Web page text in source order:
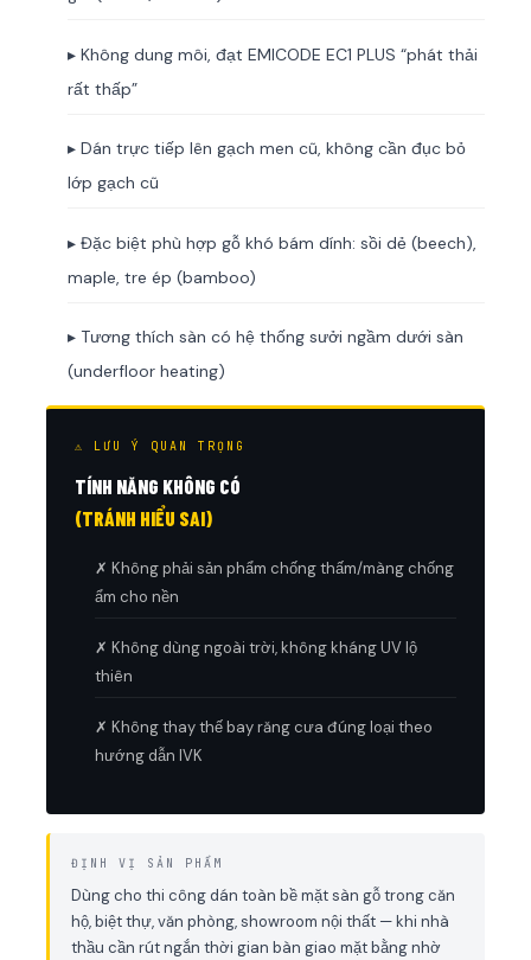
▸ Không dung môi, đạt EMICODE EC1 PLUS “phát thải
rất thấp”
▸ Dán trực tiếp lên gạch men cũ, không cần đục bỏ
lớp gạch cũ
▸ Đặc biệt phù hợp gỗ khó bám dính: sồi dẻ (beech),
maple, tre ép (bamboo)
▸ Tương thích sàn có hệ thống sưởi ngầm dưới sàn
(underfloor heating)
⚠ LƯU Ý QUAN TRỌNG
TÍNH NĂNG KHÔNG CÓ
(TRÁNH HIỂU SAI)
✗ Không phải sản phẩm chống thấm/màng chống
ẩm cho nền
✗ Không dùng ngoài trời, không kháng UV lộ
thiên
✗ Không thay thế bay răng cưa đúng loại theo
hướng dẫn IVK
ĐỊNH VỊ SẢN PHẨM
Dùng cho thi công dán toàn bề mặt sàn gỗ trong căn
hộ, biệt thự, văn phòng, showroom nội thất — khi nhà
thầu cần rút ngắn thời gian bàn giao mặt bằng nhờ